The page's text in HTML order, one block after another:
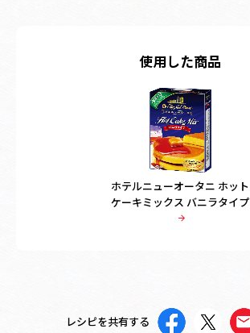
使用した商品
ホテルニューオータニ ホット
ケーキミックス バニラタイプ
レシピを共有する